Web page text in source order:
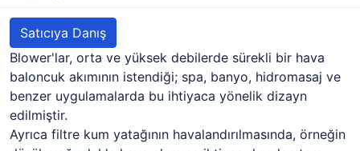
Satıcıya Danış
Blower'lar, orta ve yüksek debilerde sürekli bir hava
baloncuk akımının istendiği; spa, banyo, hidromasaj ve
benzer uygulamalarda bu ihtiyaca yönelik dizayn
edilmiştir.
Ayrıca filtre kum yatağının havalandırılmasında, örneğin